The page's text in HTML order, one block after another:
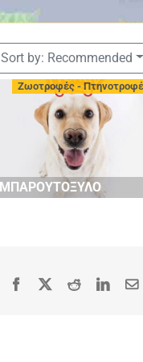
Sort by: Recommended
Ζωοτροφές -
ΜΠΑΡΟΥΤΟΞΥΛΟ
Facebook Reddit